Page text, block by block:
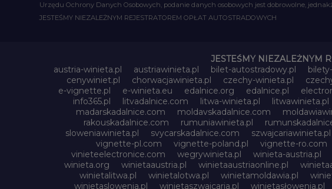
Urzędu Ochrony Danych Osobowych, podanie danych osobowych jest dobrowolne,
JESTEŚMY NIEZALEŻNYM REJESTRATOREM OPŁAT AUTOSTRADOWYCH
JESTEŚMY NIEZALEŻNYM
austria-winieta.pl
austriawinieta.pl bilet-autostradowy.pl
cenywiniet.pl
chorwacjawinieta.pl czechy-winieta.pl
e-vignette.pl
e-winieta.eu edalnice.org edalnice.pl
info365.pl
litvadalnice.com litwa-winieta.pl litwawinieta.pl
madarskadalnice.com
moldavskadalnice.com
rakouskadalnice.com
rumuniawinieta.pl
sloweniawinieta.pl
svycarskadalnice.com szwajcariawinieta.pl
vignette-pl.com
vignette-poland.pl vignette-ro.com
vinieteelectronice.com
wegrywinieta.pl winieta-austria.pl
winieta.org
winietaaustria.pl winietaaustriaonline.pl
winietalitwa.pl
winietalotwa.pl winietamoldawia.pl
winietaslowenia.pl
winietaszwajcaria.pl winietasłowenia.pl